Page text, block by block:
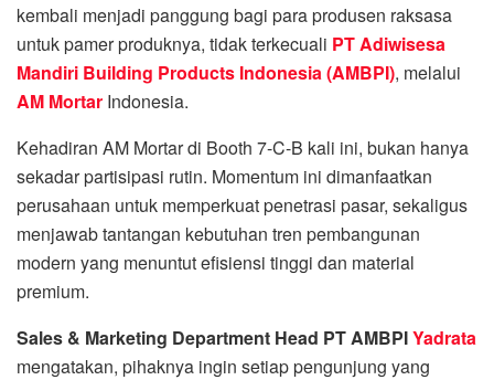
kembali menjadi panggung bagi para produsen raksasa
untuk pamer produknya, tidak terkecuali PT Adiwisesa
Mandiri Building Products Indonesia(AMBPI), melalui
AM Mortar Indonesia.
Kehadiran AM Mortar di Booth 7-C-B kali ini, bukan hanya
sekadar partisipasi rutin. Momentum ini dimanfaatkan
perusahaan untuk memperkuat penetrasi pasar, sekaligus
menjawab tantangan kebutuhan tren pembangunan
modern yang menuntut efisiensi tinggi dan material
premium.
Sales & Marketing Department Head PT AMBPIYadrata
mengatakan, pihaknya ingin setiap pengunjung yang